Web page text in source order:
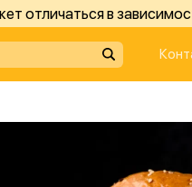
отличаться в